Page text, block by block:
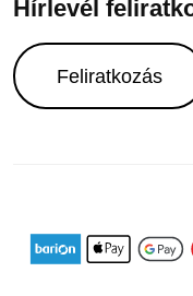
Hírlevél
Feliratkozás